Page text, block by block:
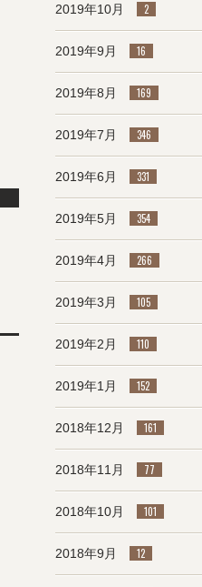
2019年10月 2
2019年9月 16
2019年8月 169
2019年7月 346
2019年6月 331
2019年5月 354
2019年4月 266
2019年3月 105
2019年2月 110
2019年1月 152
2018年12月 161
2018年11月 77
2018年10月 101
2018年9月 12